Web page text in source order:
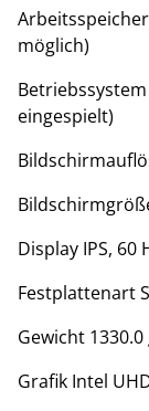
Arbeitsspeicher
möglich)
eingespielt)
Display IPS, 60
Festplattenart
Gewicht 1330.0
Grafik Intel